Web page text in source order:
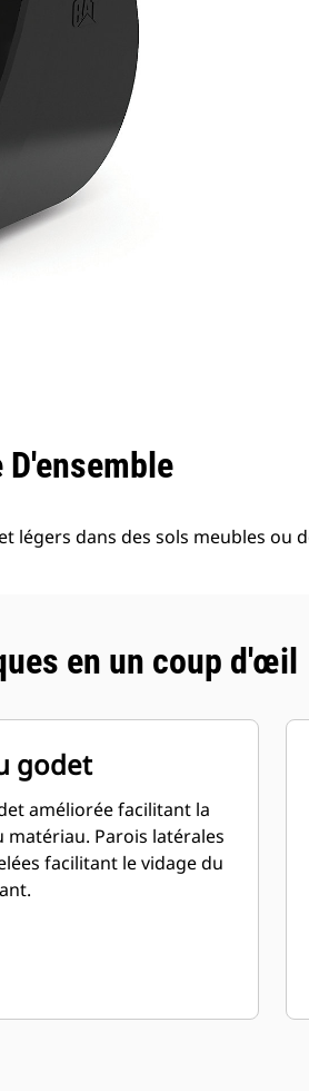
D'ensemble
légers dans des sols meubles ou
en un coup d'œil
godet
améliorée facilitant la
matériau. Parois latérales
facilitant le vidage du